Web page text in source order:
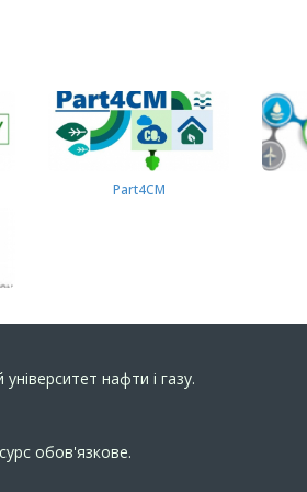
Part4СМ
нафти і газу.
обов'язкове.